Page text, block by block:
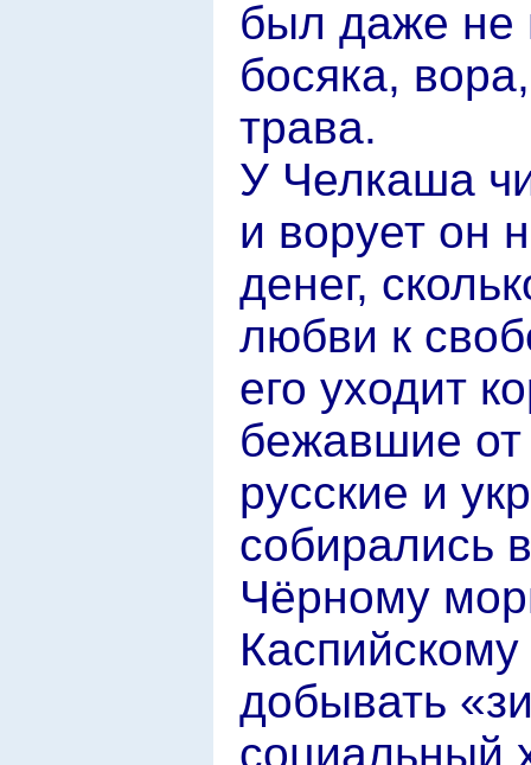
был даже не
босяка,
трава.
У Челкаша
и ворует он
денег,
любви к
его уходит
бежавшие от
русские и
собирались
Чёрному
добывать
социальный